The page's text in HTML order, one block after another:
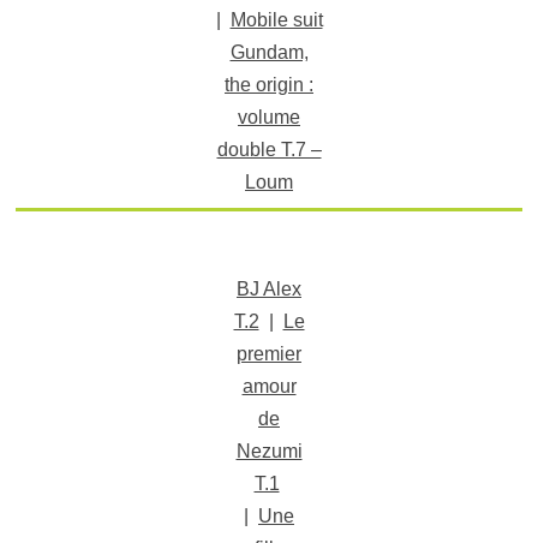
Mobile suit
Gundam,
the origin :
volume
double T.7 –
Loum
BJ Alex
T.2
Le
premier
amour
de
Nezumi
T.1
Une